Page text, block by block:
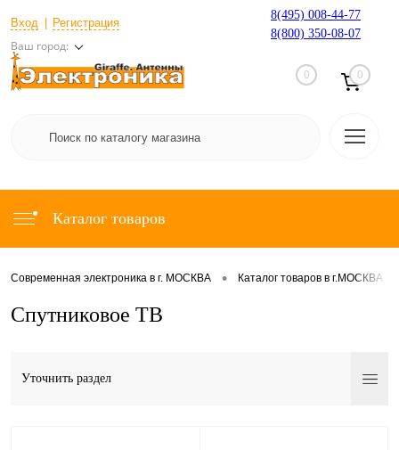
Вход Регистрация
Ваш город:
8(495) 008-44-77
8(800) 350-08-07
0 0
Каталог товаров
Современная электроника в г. МОСКВА • Каталог товаров в г.МОСКВА
Спутниковое ТВ
Уточнить раздел